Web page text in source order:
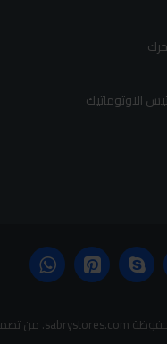
الاوتوماتيك